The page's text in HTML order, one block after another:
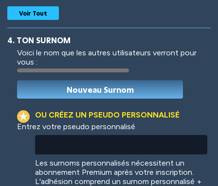
Woof
Colorful
Voir Tout
4. TON SURNOM
Voici le nom que les autres utilisateurs verront pour
vous :
OU CRÉEZ UN PSEUDO PERSONNALISÉ
Entrez votre pseudo personnalisé
Les surnoms personnalisés nécessitent un
abonnement Premium après votre inscription.
L'adhésion comprend un surnom personnalisé +